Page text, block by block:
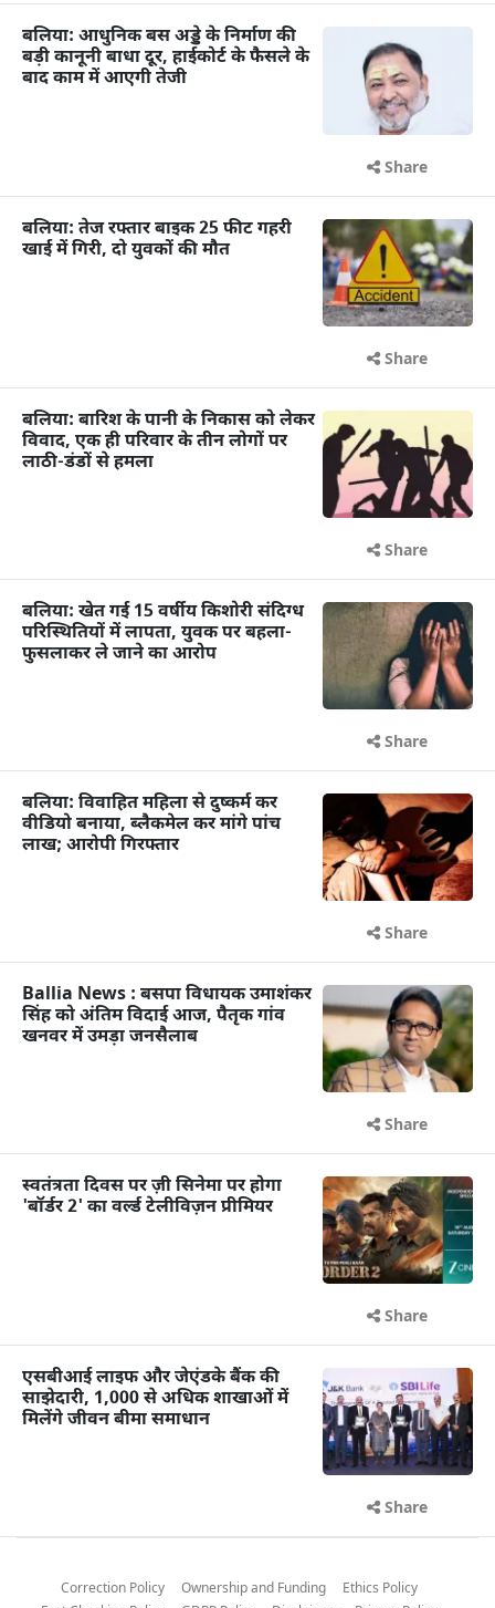
बलिया: आधुनिक बस अड्डे के निर्माण की
बड़ी कानूनी बाधा दूर, हाईकोर्ट के फैसले के
बाद काम में आएगी तेजी
Share
बलिया: तेज रफ्तार बाइक 25 फीट गहरी
खाई में गिरी, दो युवकों की मौत
Share
बलिया: बारिश के पानी के निकास को लेकर
विवाद, एक ही परिवार के तीन लोगों पर
लाठी-डंडों से हमला
Share
बलिया: खेत गई 15 वर्षीय किशोरी संदिग्ध
परिस्थितियों में लापता, युवक पर बहला-
फुसलाकर ले जाने का आरोप
Share
बलिया: विवाहित महिला से दुष्कर्म कर
वीडियो बनाया, ब्लैकमेल कर मांगे पांच
लाख; आरोपी गिरफ्तार
Share
Ballia News : बसपा विधायक उमाशंकर
सिंह को अंतिम विदाई आज, पैतृक गांव
खनवर में उमड़ा जनसैलाब
Share
स्वतंत्रता दिवस पर ज़ी सिनेमा पर होगा
'बॉर्डर 2' का वर्ल्ड टेलीविज़न प्रीमियर
Share
एसबीआई लाइफ और जेएंडके बैंक की
साझेदारी, 1,000 से अधिक शाखाओं में
मिलेंगे जीवन बीमा समाधान
Share
Correction Policy Ownership and Funding
Ethics Policy